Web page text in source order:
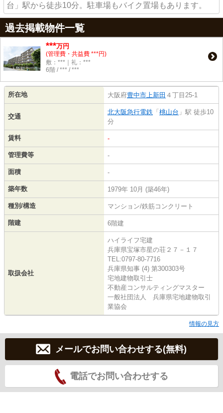
台」駅から徒歩10分。駐車場もバイク置場もあります。
過去掲載物件一覧
***万円
(管理費・共益費 ***円)
敷：***｜礼：***
6階 / *** / ***
所在地 大阪府豊中市上新田 ４丁目25-1
交通
北大阪急行電鉄 「 桃山台 」駅 徒歩10
分
賃料 -
管理費等 -
面積 -
築年数 1979年 10月 (築46年)
種別/構造 マンション/鉄筋コンクリート
階建 6階建
取扱会社
ハイライフ宅建
兵庫県宝塚市星の荘２７－１７
TEL:0797-80-7716
兵庫県知事 (4) 第300303号
宅地建物取引士
不動産コンサルティングマスター
一般社団法人 兵庫県宅地建物取引
業協会
情報の見方
メールでお問い合わせする(無料)
電話でお問い合わせする